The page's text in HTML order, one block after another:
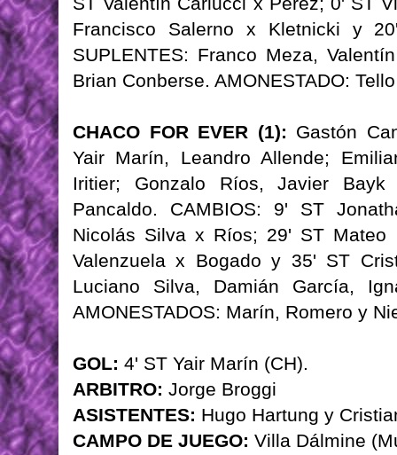
Francisco Salerno x Kletnicki y
SUPLENTES: Franco Meza,
Brian Conberse. AMONESTADO: Tello
CHACO FOR EVER (1): Gastón
Yair Marín, Leandro Allende;
Iritier; Gonzalo Ríos, Javier
Pancaldo. CAMBIOS: 9' ST
Nicolás Silva x Ríos; 29' ST
Valenzuela x Bogado y 35' ST
Luciano Silva, Damián García,
AMONESTADOS: Marín, Romero y
GOL: 4' ST Yair Marín (CH).
ARBITRO: Jorge Broggi
ASISTENTES: Hugo Hartung y
CAMPO DE JUEGO: Villa Dálmine